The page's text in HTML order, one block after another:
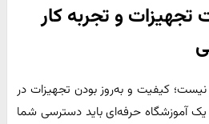
تجهیزات و تجربه کار
نیست؛ کیفیت و به‌روز بودن تجهیزات در
آموزشگاه حرفه‌ای باید دسترسی شما